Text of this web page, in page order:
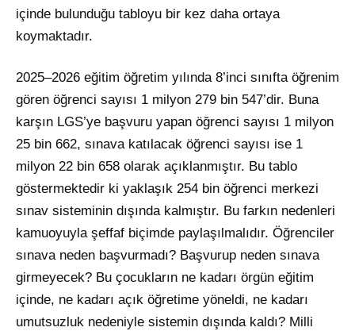
içinde bulunduğu tabloyu bir kez daha ortaya
koymaktadır.
2025–2026 eğitim öğretim yılında 8’inci sınıfta öğrenim
gören öğrenci sayısı 1 milyon 279 bin 547’dir. Buna
karşın LGS’ye başvuru yapan öğrenci sayısı 1 milyon
25 bin 662, sınava katılacak öğrenci sayısı ise 1
milyon 22 bin 658 olarak açıklanmıştır. Bu tablo
göstermektedir ki yaklaşık 254 bin öğrenci merkezi
sınav sisteminin dışında kalmıştır. Bu farkın nedenleri
kamuoyuyla şeffaf biçimde paylaşılmalıdır. Öğrenciler
sınava neden başvurmadı? Başvurup neden sınava
girmeyecek? Bu çocukların ne kadarı örgün eğitim
içinde, ne kadarı açık öğretime yöneldi, ne kadarı
umutsuzluk nedeniyle sistemin dışında kaldı? Milli